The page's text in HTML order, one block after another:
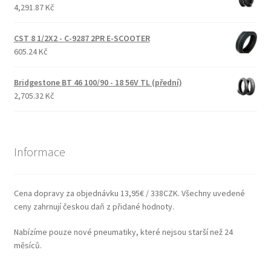
4,291.87 Kč
CST 8 1/2X2 - C-9287 2PR E-SCOOTER
605.24 Kč
Bridgestone BT 46 100/90 - 18 56V TL (přední)
2,705.32 Kč
Informace
Cena dopravy za objednávku 13,95€ / 338CZK. Všechny uvedené
ceny zahrnují českou daň z přidané hodnoty.
Nabízíme pouze nové pneumatiky, které nejsou starší než 24
měsíců.